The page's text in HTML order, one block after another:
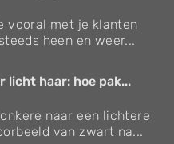
vooral met je klanten
heen en weer...
licht haar: hoe pak...
naar een lichtere
van zwart na...